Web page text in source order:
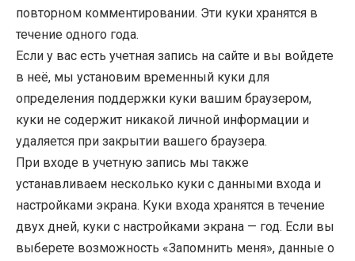
повторном комментировании. Эти куки хранятся в
течение одного года.
Если у вас есть учетная запись на сайте и вы войдете
в неё, мы установим временный куки для
определения поддержки куки вашим браузером,
куки не содержит никакой личной информации и
удаляется при закрытии вашего браузера.
При входе в учетную запись мы также
устанавливаем несколько куки с данными входа и
настройками экрана. Куки входа хранятся в течение
двух дней, куки с настройками экрана — год. Если вы
выберете возможность «Запомнить меня», данные о